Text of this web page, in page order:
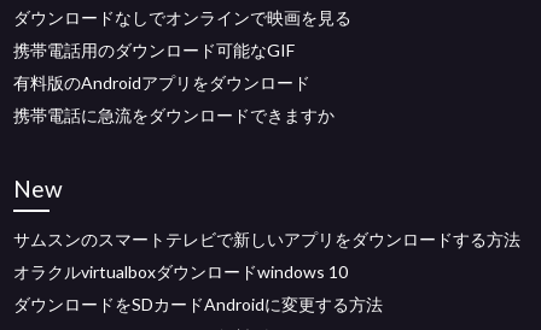
ダウンロードなしでオンラインで映画を見る
携帯電話用のダウンロード可能なGIF
有料版のAndroidアプリをダウンロード
携帯電話に急流をダウンロードできますか
New
サムスンのスマートテレビで新しいアプリをダウンロードする方法
オラクルvirtualboxダウンロードwindows 10
ダウンロードをSDカードAndroidに変更する方法